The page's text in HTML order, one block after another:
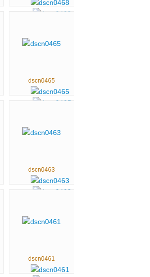
dscn0465
dscn0463
dscn0461